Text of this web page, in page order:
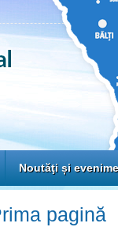
Noutăţi și
pagină